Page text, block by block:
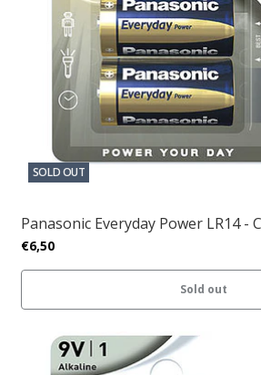
SOLD OUT
Panasonic Everyday Power LR14 -
€6,50
Sold out